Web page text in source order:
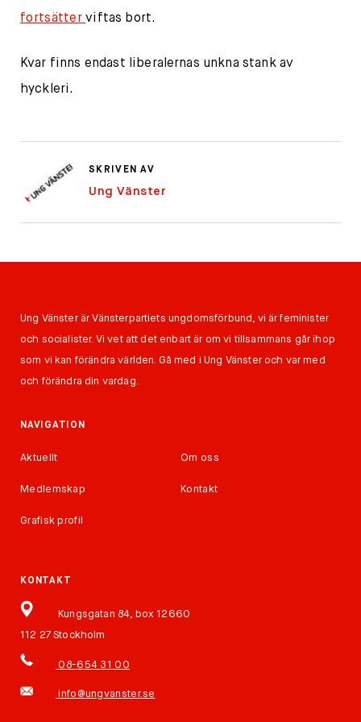
fortsätterviftas bort.
Kvar finns endast liberalernas unkna stank av
hyckleri.
SKRIVEN AV
Ung Vänster
Ung Vänster är Vänsterpartiets ungdomsförbund, vi är feminister
och socialister. Vi vet att det enbart är om vi tillsammans går ihop
som vi kan förändra världen. Gå med i Ung Vänster och var med
och förändra din vardag.
NAVIGATION
Aktuellt Om oss
Medlemskap Kontakt
Grafisk profil
KONTAKT
Kungsgatan 84, box 12660
112 27 Stockholm
08-654 31 00
info@ungvanster.se